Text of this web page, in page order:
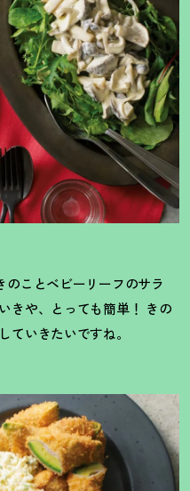
のことベビーリーフのサラ
きや、とっても簡単！ きの
ていきたいですね。